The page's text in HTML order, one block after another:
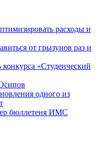
расходы и
от грызунов раз и
«Студенческий
одного из
бюллетеня ИМС